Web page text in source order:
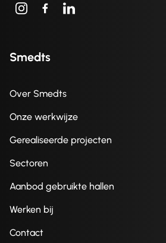
Smedts
Over Smedts
Onze werkwijze
Gerealiseerde projecten
Sectoren
Aanbod gebruikte hallen
Werken bij
Contact